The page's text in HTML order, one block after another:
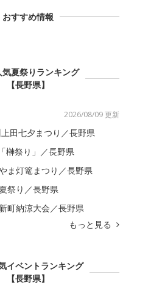
おすすめ情報
気夏祭りランキング
【長野県】
2026/08/09 更新
田七夕まつり／長野県
榊祭り」／長野県
ま灯篭まつり／長野県
祭り／長野県
町納涼大会／長野県
もっと見る
イベントランキング
【長野県】